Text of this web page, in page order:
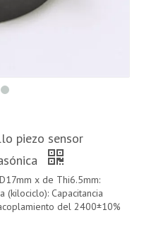
piezo sensor
x de Thi6.5mm:
(kilociclo): Capacitancia
del 2400±10%